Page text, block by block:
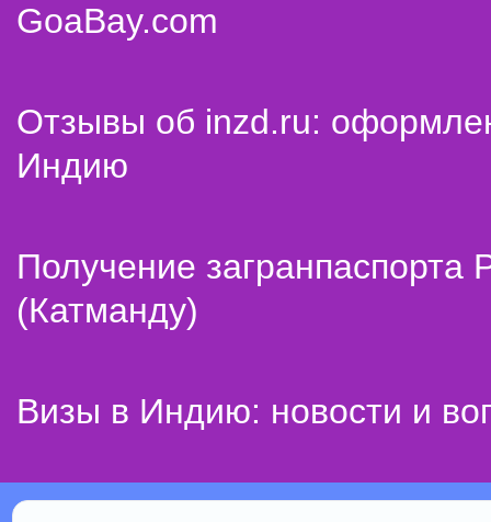
GoaBay.com
Отзывы об inzd.ru:
Индию
Получение
(Катманду)
Визы в Индию: новости и